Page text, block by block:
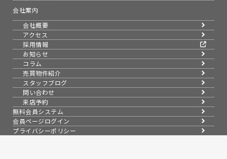
会社案内
会社概要
アクセス
採用情報
お知らせ
コラム
売買物件紹介
スタッフブログ
問い合わせ
来店予約
無料会員システム
会員ページログイン
プライバシーポリシー